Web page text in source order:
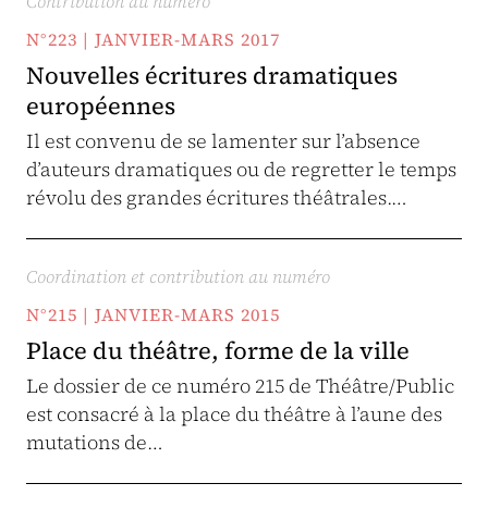
N°223 | JANVIER-MARS 2017
Nouvelles écritures dramatiques
européennes
Il est convenu de se lamenter sur l’absence
d’auteurs dramatiques ou de regretter le temps
révolu des grandes écritures théâtrales.…
Coordination et contribution au numéro
N°215 | JANVIER-MARS 2015
Place du théâtre, forme de la ville
Le dossier de ce numéro 215 de Théâtre/Public
est consacré à la place du théâtre à l’aune des
mutations de…